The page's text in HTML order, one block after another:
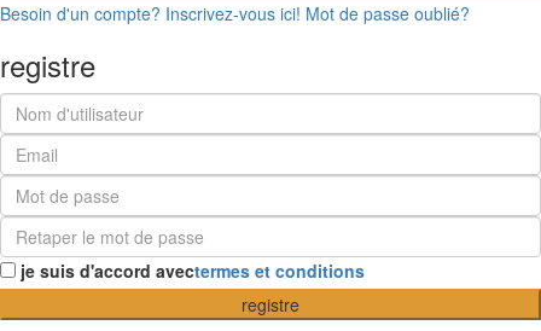
Besoin d'un compte? Inscrivez-vous ici! Mot de passe oublié?
registre
je suis d'accord avectermes et conditions
registre